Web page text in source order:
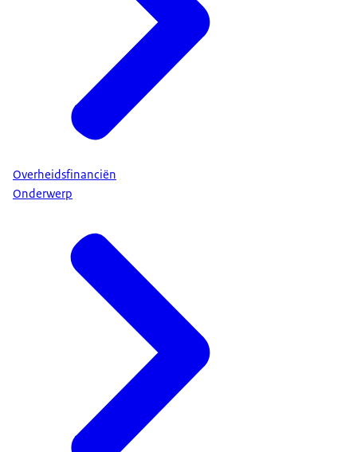
Overheidsfinanciën
Onderwerp